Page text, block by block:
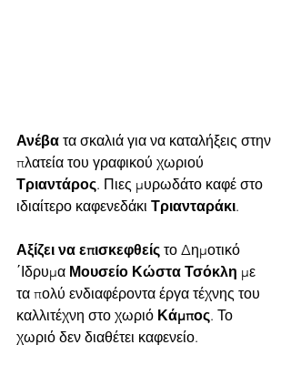
Ανέβα τα σκαλιά για να καταλήξεις στην
πλατεία του γραφικού χωριού
Τριαντάρος. Πιες μυρωδάτο καφέ στο
ιδιαίτερο καφενεδάκι Τριανταράκι.
Αξίζει να επισκεφθείς το Δημοτικό
΄Ιδρυμα Μουσείο Κώστα Τσόκλη με
τα πολύ ενδιαφέροντα έργα τέχνης του
καλλιτέχνη στο χωριό Κάμπος. Το
χωριό δεν διαθέτει καφενείο.